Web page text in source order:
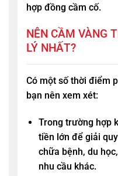
hợp đồng cầm cố.
NÊN CẦM VÀNG
LÝ NHẤT?
Có một số thời điểm
bạn nên xem xét:
Trong trường hợp
tiền lớn để giải
chữa bệnh, du
nhu cầu khác.